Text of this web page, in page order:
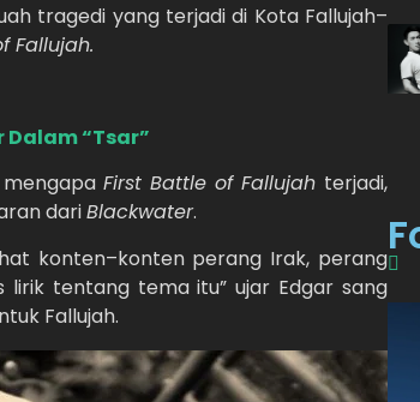
tragedi yang terjadi di Kota Fallujah–
Fallujah.
“Tsar”
mengapaFirst Battle of Fallujah terjadi,
dariBlackwater.
konten–konten perang Irak, perang
lirik tentang tema itu” ujar Edgar sang
Fallujah.